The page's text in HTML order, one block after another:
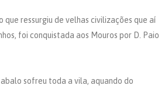
que ressurgiu de velhas civilizações que aí
foi conquistada aos Mouros por D. Paio
sofreu toda a vila, aquando do